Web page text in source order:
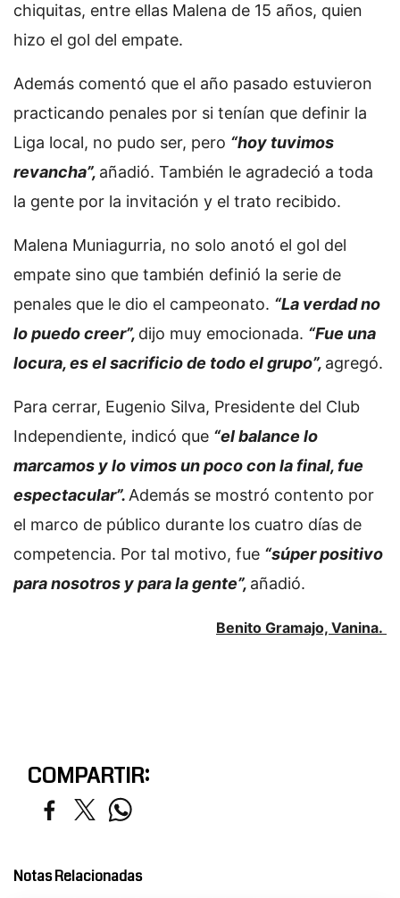
chiquitas, entre ellas Malena de 15 años, quien
hizo el gol del empate.
Además comentó que el año pasado estuvieron
practicando penales por si tenían que definir la
Liga local, no pudo ser, pero “hoy tuvimos
revancha”, añadió. También le agradeció a toda
la gente por la invitación y el trato recibido.
Malena Muniagurria, no solo anotó el gol del
empate sino que también definió la serie de
penales que le dio el campeonato. “La verdad no
lo puedo creer”, dijo muy emocionada. “Fue una
locura, es el sacrificio de todo el grupo”, agregó.
Para cerrar, Eugenio Silva, Presidente del Club
Independiente, indicó que “el balance lo
marcamos y lo vimos un poco con la final, fue
espectacular”. Además se mostró contento por
el marco de público durante los cuatro días de
competencia. Por tal motivo, fue “súper positivo
para nosotros y para la gente”, añadió.
Benito Gramajo, Vanina.
COMPARTIR:
Notas Relacionadas